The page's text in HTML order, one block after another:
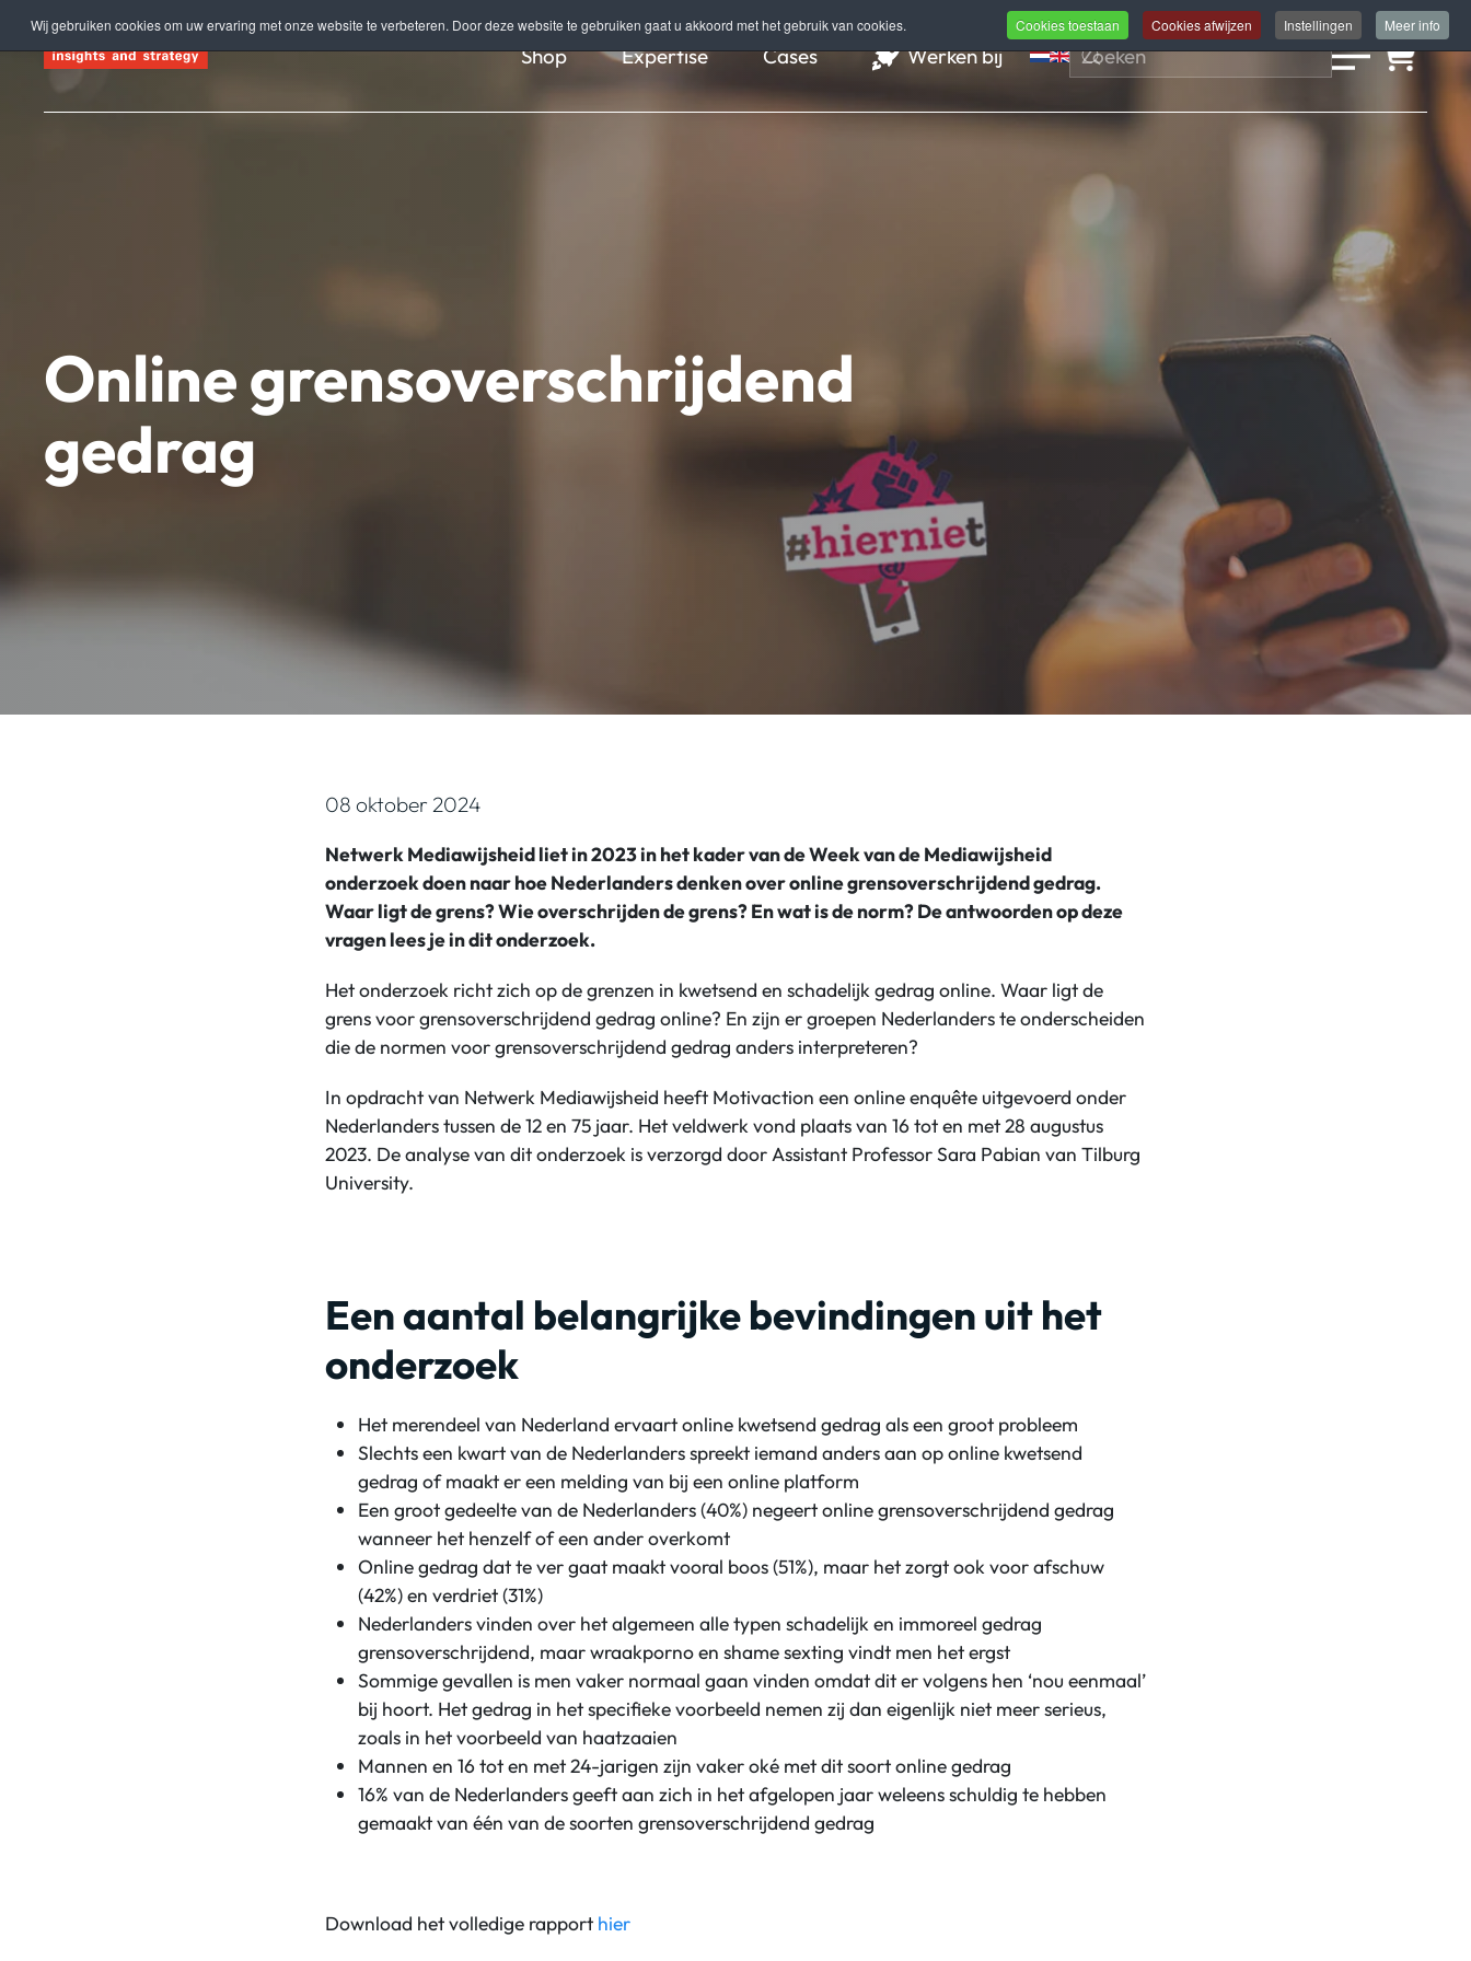
Wij gebruiken cookies om uw ervaring met onze website te verbeteren. Door deze website te gebruiken gaat u akkoord met het gebruik van cookies. Cookies toestaan Cookies afwijzen Instellingen Meer info
Terug naar hoofdinhoud Shop Expertise Cases Werken bij
Online grensoverschrijdend
gedrag
08 oktober 2024
Netwerk Mediawijsheid liet in 2023 in het kader van de Week van de Mediawijsheid
onderzoek doen naar hoe Nederlanders denken over online grensoverschrijdend gedrag.
Waar ligt de grens? Wie overschrijden de grens? En wat is de norm? De antwoorden op deze
vragen lees je in dit onderzoek.
Het onderzoek richt zich op de grenzen in kwetsend en schadelijk gedrag online. Waar ligt de
grens voor grensoverschrijdend gedrag online? En zijn er groepen Nederlanders te onderscheiden
die de normen voor grensoverschrijdend gedrag anders interpreteren?
In opdracht van Netwerk Mediawijsheid heeft Motivaction een online enquête uitgevoerd onder
Nederlanders tussen de 12 en 75 jaar. Het veldwerk vond plaats van 16 tot en met 28 augustus
2023. De analyse van dit onderzoek is verzorgd door Assistant Professor Sara Pabian van Tilburg
University.
Een aantal belangrijke bevindingen uit het
onderzoek
Het merendeel van Nederland ervaart online kwetsend gedrag als een groot probleem
Slechts een kwart van de Nederlanders spreekt iemand anders aan op online kwetsend
gedrag of maakt er een melding van bij een online platform
Een groot gedeelte van de Nederlanders (40%) negeert online grensoverschrijdend gedrag
wanneer het henzelf of een ander overkomt
Online gedrag dat te ver gaat maakt vooral boos (51%), maar het zorgt ook voor afschuw
(42%) en verdriet (31%)
Nederlanders vinden over het algemeen alle typen schadelijk en immoreel gedrag
grensoverschrijdend, maar wraakporno en shame sexting vindt men het ergst
Sommige gevallen is men vaker normaal gaan vinden omdat dit er volgens hen ‘nou eenmaal’
bij hoort. Het gedrag in het specifieke voorbeeld nemen zij dan eigenlijk niet meer serieus,
zoals in het voorbeeld van haatzaaien
Mannen en 16 tot en met 24-jarigen zijn vaker oké met dit soort online gedrag
16% van de Nederlanders geeft aan zich in het afgelopen jaar weleens schuldig te hebben
gemaakt van één van de soorten grensoverschrijdend gedrag
Download het volledige rapport hier